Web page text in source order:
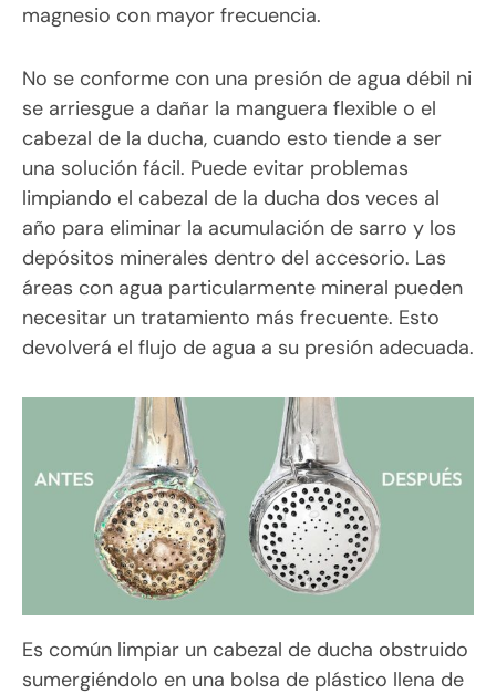
magnesio con mayor frecuencia.
No se conforme con una presión de agua débil ni
se arriesgue a dañar la manguera flexible o el
cabezal de la ducha, cuando esto tiende a ser
una solución fácil. Puede evitar problemas
limpiando el cabezal de la ducha dos veces al
año para eliminar la acumulación de sarro y los
depósitos minerales dentro del accesorio. Las
áreas con agua particularmente mineral pueden
necesitar un tratamiento más frecuente. Esto
devolverá el flujo de agua a su presión adecuada.
Es común limpiar un cabezal de ducha obstruido
sumergiéndolo en una bolsa de plástico llena de